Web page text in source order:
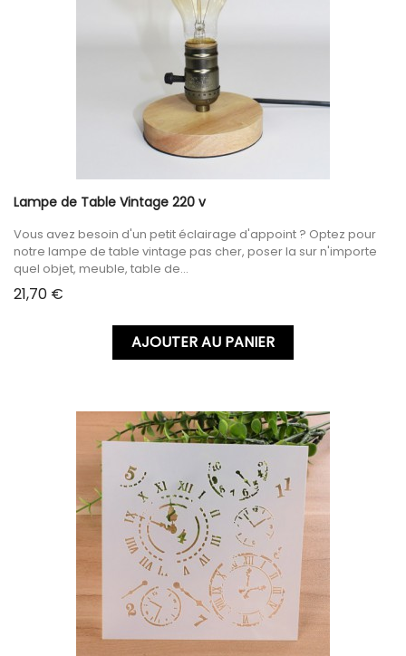
Lampe de Table Vintage 220 v
Vous avez besoin d'un petit éclairage d'appoint ? Optez pour
notre lampe de table vintage pas cher, poser la sur n'importe
quel objet, meuble, table de...
Prix
21,70 €
AJOUTER AU PANIER